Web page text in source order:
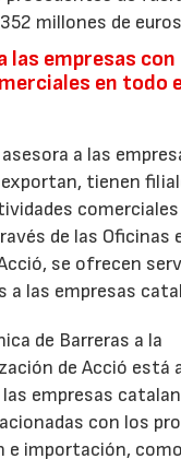
millones de
las empresas con
en todo
a las
tienen
comerciales
de las Oficinas
se ofrecen
a las empresas
de Barreras a la
de Acció está
empresas
con los
e importación,